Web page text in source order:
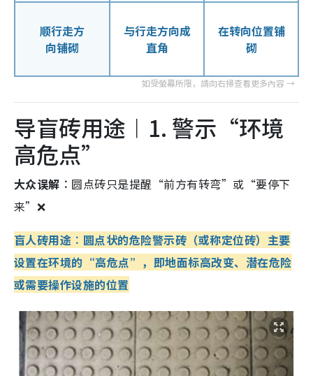
顺行走方
向铺砌
与行走方向成
直角
在转向位置铺
砌
导盲砖用途︱1. 警示“环境
高危点”
大众误解︰ 圆点砖只是提醒“前方有转弯”或“要停下
来”❌
盲人砖用途︰圆点状的危险警示砖（或称定位砖）主要
设置在环境的“高危点”，即地面标高改变、潜在危险
或需要操作设施的位置